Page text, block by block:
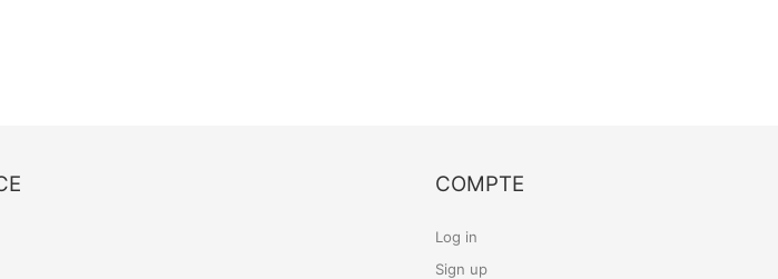
COMPTE
Log in
Sign up